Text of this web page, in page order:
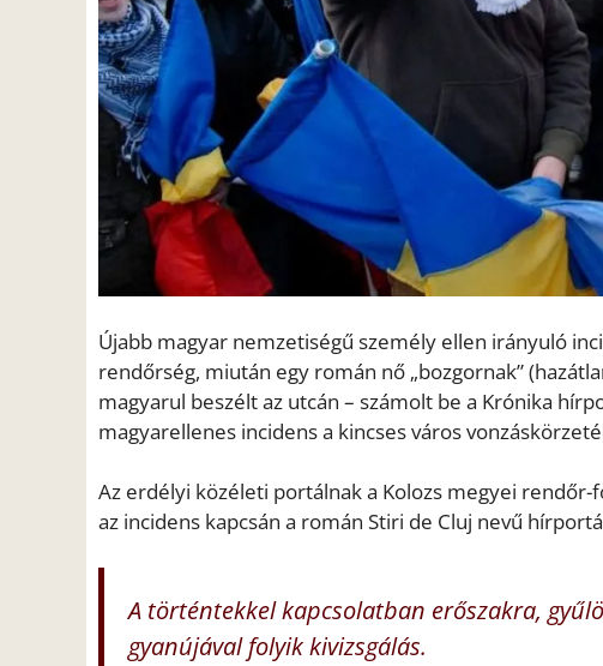
Újabb magyar nemzetiségű személy ellen irányuló
rendőrség, miután egy román nő „bozgornak”
magyarul beszélt az utcán – számolt be a Krónika
magyarellenes incidens a kincses város
Az erdélyi közéleti portálnak a Kolozs megyei
az incidens kapcsán a román Stiri de Cluj nevű
A történtekkel kapcsolatban erőszakra,
gyanújával folyik kivizsgálás.